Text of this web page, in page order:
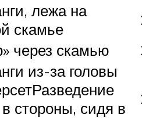
лежа на
скамье
через скамью
из-за головы
в стороны, сидя в